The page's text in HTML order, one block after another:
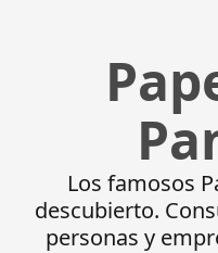
Los famosos
descubierto.
personas y